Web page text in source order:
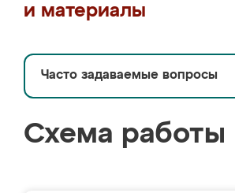
и материалы
Часто задаваемые вопросы
Схема работы